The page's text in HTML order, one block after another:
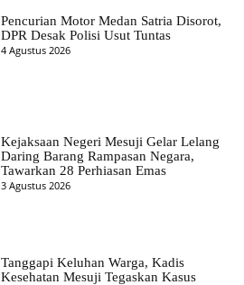
Pencurian Motor Medan Satria Disorot,
DPR Desak Polisi Usut Tuntas
4 Agustus 2026
Kejaksaan Negeri Mesuji Gelar Lelang
Daring Barang Rampasan Negara,
Tawarkan 28 Perhiasan Emas
3 Agustus 2026
Tanggapi Keluhan Warga, Kadis
Kesehatan Mesuji Tegaskan Kasus